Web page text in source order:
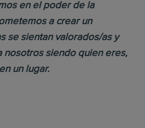
en el poder de la
a crear un
se sientan valorados/as y
nosotros siendo quien eres,
un lugar.